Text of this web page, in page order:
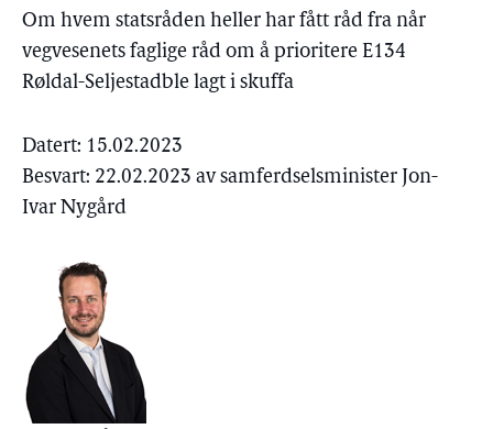
Om hvem statsråden heller har fått råd fra når
vegvesenets faglige råd om å prioritere E134
Røldal-Seljestadble lagt i skuffa
Datert: 15.02.2023
Besvart: 22.02.2023 av samferdselsminister Jon-
Ivar Nygård